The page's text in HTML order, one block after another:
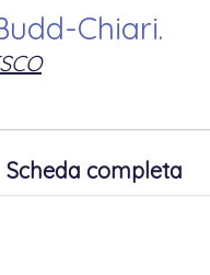
Chiari.
Scheda completa